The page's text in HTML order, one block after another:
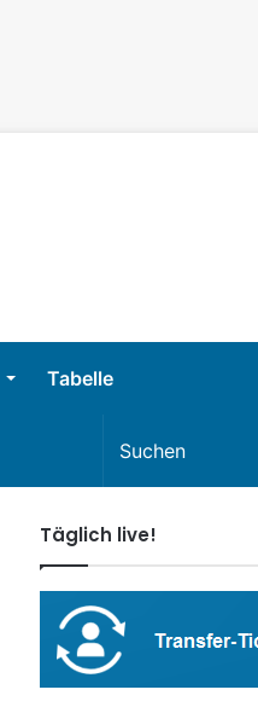
Tabelle
Täglich live!